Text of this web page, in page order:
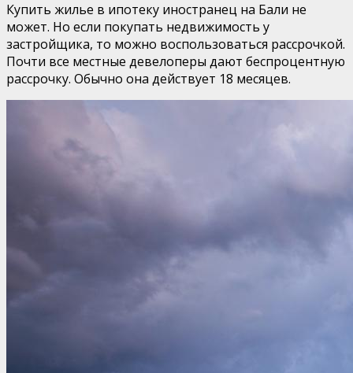
Купить жилье в ипотеку иностранец на Бали не
может. Но если покупать недвижимость у
застройщика, то можно воспользоваться рассрочкой.
Почти все местные девелоперы дают беспроцентную
рассрочку. Обычно она действует 18 месяцев.